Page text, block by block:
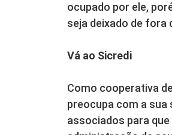
ocupado por ele,
seja deixado de fora
Vá ao Sicredi
Como cooperativa
preocupa com a sua
associados para